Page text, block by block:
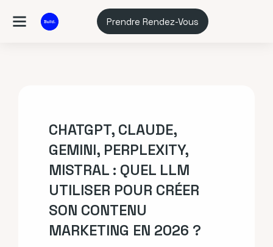
Prendre Rendez-Vous
CHATGPT, CLAUDE,
GEMINI, PERPLEXITY,
MISTRAL : QUEL LLM
UTILISER POUR CRÉER
SON CONTENU
MARKETING EN 2026 ?